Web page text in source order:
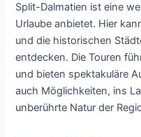
Split-Dalmatien ist eine
Urlaube anbietet. Hier
und die historischen
entdecken. Die Touren
und bieten spektakuläre
auch Möglichkeiten, ins
unberührte Natur der